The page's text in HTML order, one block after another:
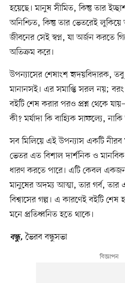
হয়েছে। মানুষ সীমিত, কিন্তু তার
অনিশ্চিত, কিন্তু তার ভেতরেই লুকিয়ে
জীবনের সেই স্বপ্ন, যা অর্জন করতে
অতিক্রম করে।
উপন্যাসের শেষাংশ হৃদয়বিদারক, তবু
মানানসই। এর সমাপ্তি সরল নয়; বরং
বইটি শেষ করার পরও প্রশ্ন থেকে
কী? মর্যাদা কি বাহ্যিক সাফল্যে,
সব মিলিয়ে এই উপন্যাস একটি নীরব
ভেতর এত বিশাল দার্শনিক ও
ধারণ করতে পারে। এটি কেবল
মানুষের অদম্য আত্মা, তার গর্ব, তার
বিশ্বাসের গল্প। এ কারণেই বইটি শেষ
মনে প্রতিধ্বনিত হতে থাকে।
বন্ধু, ভৈরব বন্ধুসভা